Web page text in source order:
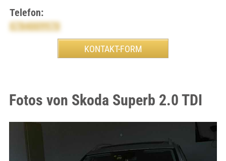
Telefon:
0784009970
Fotos von Skoda Superb 2.0 TDI